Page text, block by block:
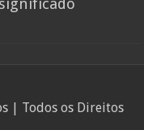
| Todos os Direitos